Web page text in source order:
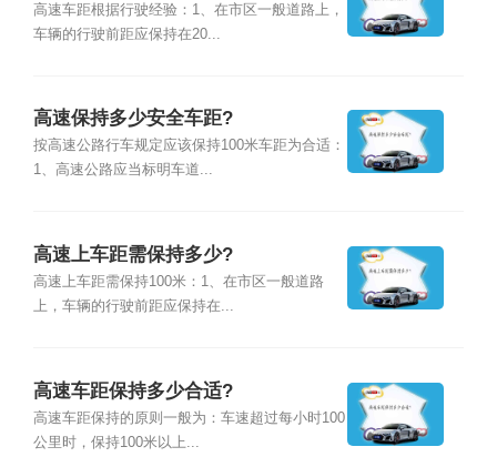
高速车距根据行驶经验：1、在市区一般道路上，
车辆的行驶前距应保持在20...
高速保持多少安全车距?
按高速公路行车规定应该保持100米车距为合适：
1、高速公路应当标明车道...
高速上车距需保持多少?
高速上车距需保持100米：1、在市区一般道路
上，车辆的行驶前距应保持在...
高速车距保持多少合适?
高速车距保持的原则一般为：车速超过每小时100
公里时，保持100米以上...